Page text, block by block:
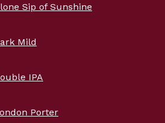
Sip of Sunshine
Mild
IPA
Porter